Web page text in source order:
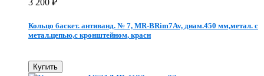
3 200 ₽
Кольцо баскет. антиванд. № 7, MR-BRim7Av, диам.450 мм,метал. с
метал.цепью,с кронштейном, красн
Купить